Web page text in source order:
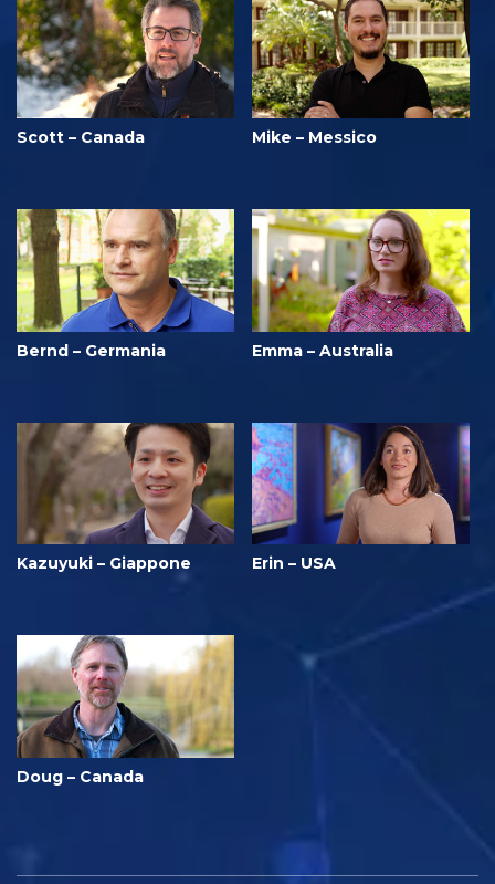
Scott – Canada Mike – Messico
Bernd – Germania Emma – Australia
Kazuyuki – Giappone Erin – USA
Doug – Canada